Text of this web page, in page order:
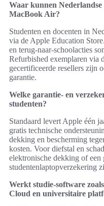
Waar kunnen
MacBook Air?
Studenten en docenten in
via de Apple Education
en terug-naar-schoolacties
Refurbished exemplaren via
gecertificeerde resellers zijn
garantie.
Welke garantie- en
studenten?
Standaard levert Apple één
gratis technische
dekking en bescherming
kosten. Voor diefstal en
elektronische dekking of een
studentenlaptopverzekering
Werkt studie‑software
Cloud en universitaire